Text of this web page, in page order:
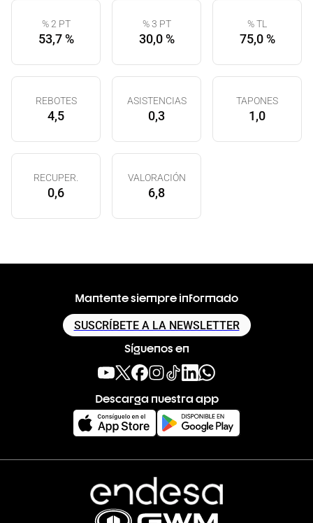
% 2 PT
53,7 %
% 3 PT
30,0 %
% TL
75,0 %
REBOTES
4,5
ASISTENCIAS
0,3
TAPONES
1,0
RECUPER.
0,6
VALORACIÓN
6,8
Mantente siempre informado
SUSCRÍBETE A LA NEWSLETTER
Síguenos en
Descarga nuestra app